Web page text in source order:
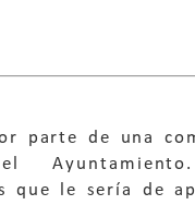
parte de una
el
que le sería de